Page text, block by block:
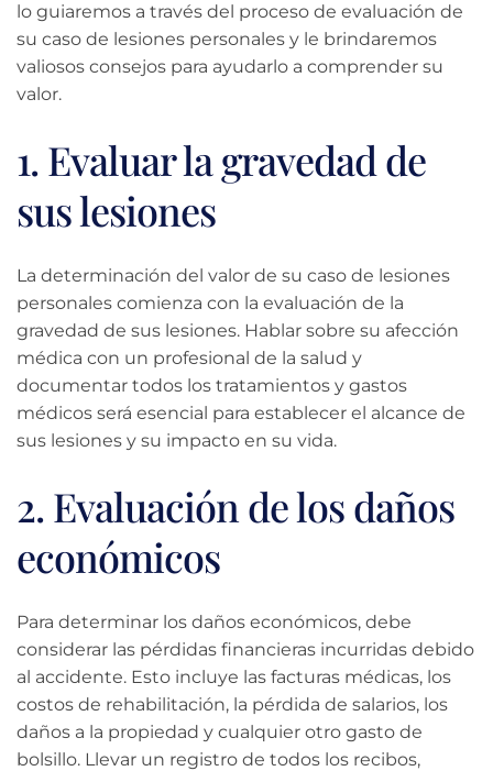
lo guiaremos a través del proceso de evaluación de
su caso de lesiones personales y le brindaremos
valiosos consejos para ayudarlo a comprender su
valor.
1. Evaluar la gravedad de
sus lesiones
La determinación del valor de su caso de lesiones
personales comienza con la evaluación de la
gravedad de sus lesiones. Hablar sobre su afección
médica con un profesional de la salud y
documentar todos los tratamientos y gastos
médicos será esencial para establecer el alcance de
sus lesiones y su impacto en su vida.
2. Evaluación de los daños
económicos
Para determinar los daños económicos, debe
considerar las pérdidas financieras incurridas debido
al accidente. Esto incluye las facturas médicas, los
costos de rehabilitación, la pérdida de salarios, los
daños a la propiedad y cualquier otro gasto de
bolsillo. Llevar un registro de todos los recibos,